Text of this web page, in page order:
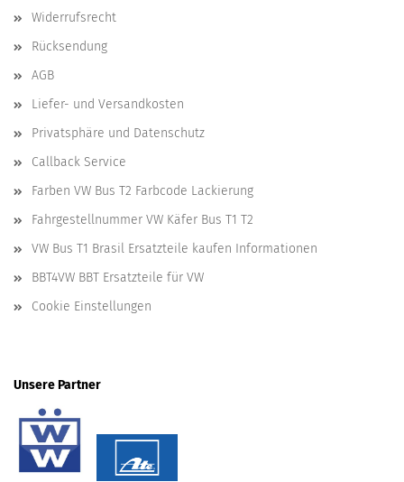
Widerrufsrecht
Rücksendung
AGB
Liefer- und Versandkosten
Privatsphäre und Datenschutz
Callback Service
Farben VW Bus T2 Farbcode Lackierung
Fahrgestellnummer VW Käfer Bus T1 T2
VW Bus T1 Brasil Ersatzteile kaufen Informationen
BBT4VW BBT Ersatzteile für VW
Cookie Einstellungen
Unsere Partner